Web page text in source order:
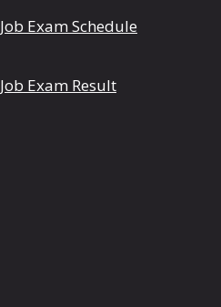
Job Exam Schedule
Job Exam Result